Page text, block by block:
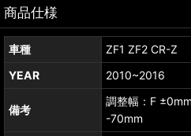
商品仕様
車種
ZF1 ZF2 CR-Z
YEAR
2010~2016
備考
調整幅：F
-70mm